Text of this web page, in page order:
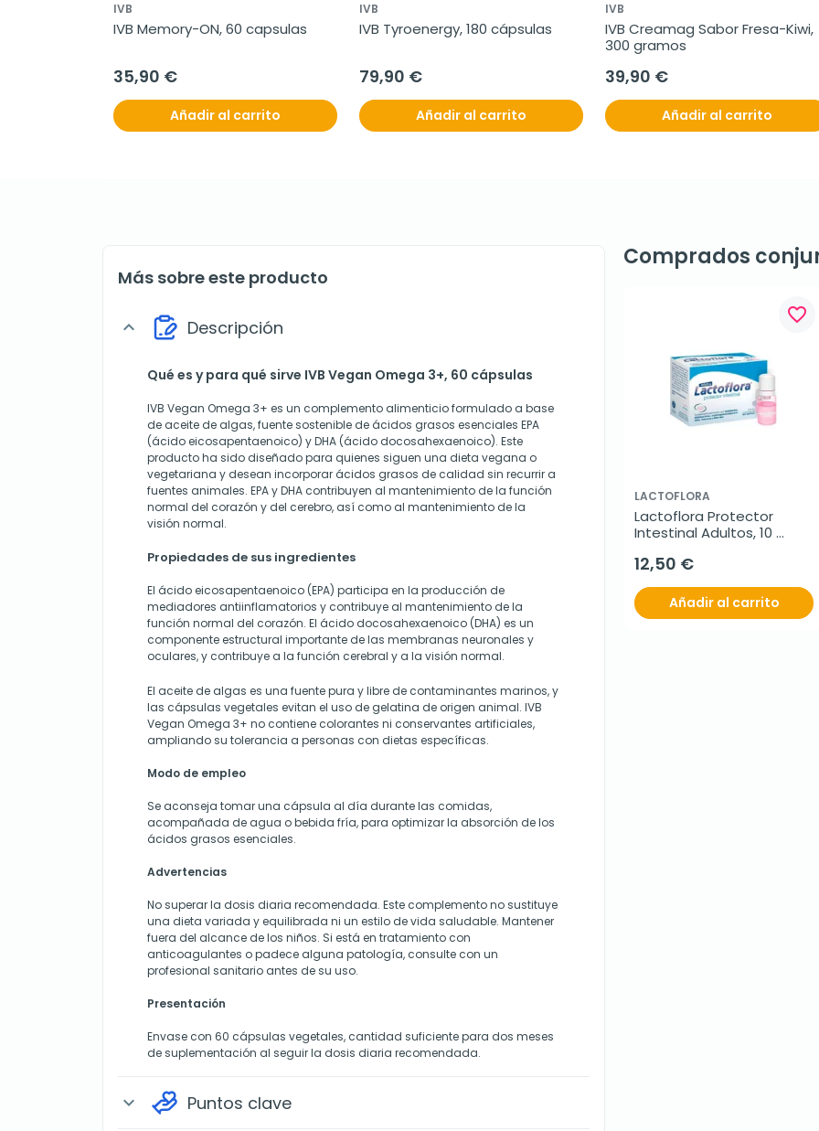
IVB
IVB Memory-ON, 60 capsulas
35,90 €
Añadir al carrito
IVB
IVB Tyroenergy, 180 cápsulas
79,90 €
Añadir al carrito
IVB
IVB Creamag Sabor Fresa-Kiwi,
300 gramos
39,90 €
Añadir al carrito
Más sobre este producto
expand_more Descripción
Qué es y para qué sirve IVB Vegan Omega 3+, 60 cápsulas
IVB Vegan Omega 3+ es un complemento alimenticio formulado a base
de aceite de algas, fuente sostenible de ácidos grasos esenciales EPA
(ácido eicosapentaenoico) y DHA (ácido docosahexaenoico). Este
producto ha sido diseñado para quienes siguen una dieta vegana o
vegetariana y desean incorporar ácidos grasos de calidad sin recurrir a
fuentes animales. EPA y DHA contribuyen al mantenimiento de la función
normal del corazón y del cerebro, así como al mantenimiento de la
visión normal.
Propiedades de sus ingredientes
El ácido eicosapentaenoico (EPA) participa en la producción de
mediadores antiinflamatorios y contribuye al mantenimiento de la
función normal del corazón. El ácido docosahexaenoico (DHA) es un
componente estructural importante de las membranas neuronales y
oculares, y contribuye a la función cerebral y a la visión normal.
El aceite de algas es una fuente pura y libre de contaminantes marinos, y
las cápsulas vegetales evitan el uso de gelatina de origen animal. IVB
Vegan Omega 3+ no contiene colorantes ni conservantes artificiales,
ampliando su tolerancia a personas con dietas específicas.
Modo de empleo
Se aconseja tomar una cápsula al día durante las comidas,
acompañada de agua o bebida fría, para optimizar la absorción de los
ácidos grasos esenciales.
Advertencias
No superar la dosis diaria recomendada. Este complemento no sustituye
una dieta variada y equilibrada ni un estilo de vida saludable. Mantener
fuera del alcance de los niños. Si está en tratamiento con
anticoagulantes o padece alguna patología, consulte con un
profesional sanitario antes de su uso.
Presentación
Envase con 60 cápsulas vegetales, cantidad suficiente para dos meses
de suplementación al seguir la dosis diaria recomendada.
expand_more Puntos clave
Comprados
favorite_border
LACTOFLORA
Lactoflora Protector
Intestinal Adultos, 10
12,50 €
Añadir al carrito